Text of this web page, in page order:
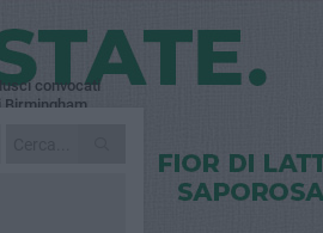
convocati
Birmingham
certezza